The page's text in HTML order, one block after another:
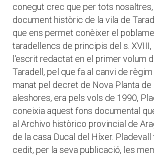
conegut crec que per tots nosaltres,
document històric de la vila de
que ens permet conèixer el
taradellencs de principis del s.
l'escrit redactat en el primer volum
Taradell, pel que fa al canvi de règim
manat pel decret de Nova Planta de
aleshores, era pels vols de 1990,
coneixia aquest fons documental
al Archivo històrico provincial de
de la casa Ducal del Híxer. Pladevall
cedit, per la seva publicació, les